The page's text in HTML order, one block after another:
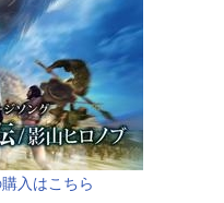
入はこちら